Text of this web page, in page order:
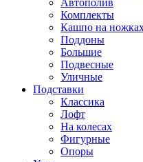
Автополив
Комплекты
Кашпо на
Поддоны
Большие
Подвесные
Уличные
Подставки
Классика
Лофт
На колесах
Фигурные
Опоры